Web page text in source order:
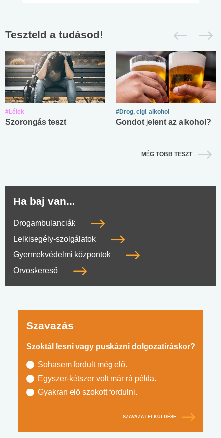
Teszteld a tudásod!
#Lélek
Szorongás teszt
#Drog, cigi, alkohol
Gondot jelent az alkohol?
MÉG TÖBB TESZT
Ha baj van...
Drogambulanciák
Lelkisegély-szolgálatok
Gyermekvédelmi központok
Orvoskereső
Szavazás
Szoktál lesni vagy puskázni dolgozatíráskor?
Sohasem fordult még elő.
Egyszer-kétszer volt már rá példa.
Gyakran elő szokott fordulni.
SZAVAZAT ELKÜLDÉSE